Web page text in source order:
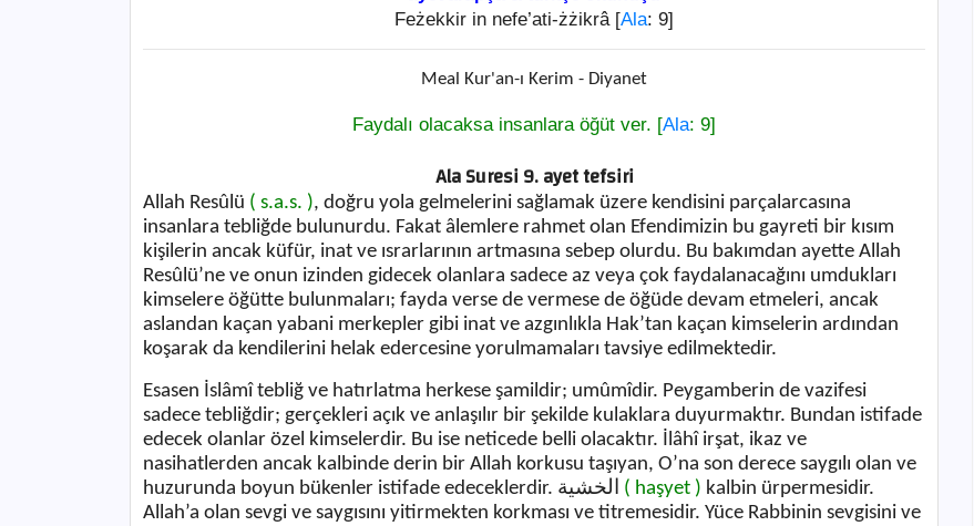
Feżekkir in nefe’ati-żżikrâ [Ala: 9]
Meal Kur'an-ı Kerim - Diyanet
Faydalı olacaksa insanlara öğüt ver. [Ala: 9]
Ala Suresi 9. ayet tefsiri
Allah Resûlü ( s.a.s. ), doğru yola gelmelerini sağlamak üzere kendisini parçalarcasına
insanlara tebliğde bulunurdu. Fakat âlemlere rahmet olan Efendimizin bu gayreti bir kısım
kişilerin ancak küfür, inat ve ısrarlarının artmasına sebep olurdu. Bu bakımdan ayette Allah
Resûlü’ne ve onun izinden gidecek olanlara sadece az veya çok faydalanacağını umdukları
kimselere öğütte bulunmaları; fayda verse de vermese de öğüde devam etmeleri, ancak
aslandan kaçan yabani merkepler gibi inat ve azgınlıkla Hak’tan kaçan kimselerin ardından
koşarak da kendilerini helak edercesine yorulmamaları tavsiye edilmektedir.
Esasen İslâmî tebliğ ve hatırlatma herkese şamildir; umûmîdir. Peygamberin de vazifesi
sadece tebliğdir; gerçekleri açık ve anlaşılır bir şekilde kulaklara duyurmaktır. Bundan istifade
edecek olanlar özel kimselerdir. Bu ise neticede belli olacaktır. İlâhî irşat, ikaz ve
nasihatlerden ancak kalbinde derin bir Allah korkusu taşıyan, O’na son derece saygılı olan ve
huzurunda boyun bükenler istifade edeceklerdir. الخشية ( haşyet ) kalbin ürpermesidir.
Allah’a olan sevgi ve saygısını yitirmekten korkması ve titremesidir. Yüce Rabbinin sevgisini ve